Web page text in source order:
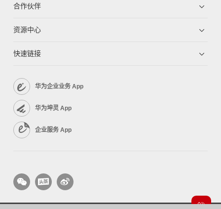
合作伙伴
资源中心
快速链接
华为企业业务 App
华为坤灵 App
企业服务 App